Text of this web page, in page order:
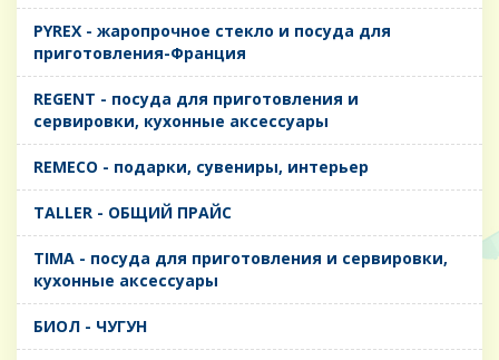
PYREX - жаропрочное стекло и посуда для
приготовления-Франция
REGENT - посуда для приготовления и
сервировки, кухонные аксессуары
REMECO - подарки, сувениры, интерьер
TALLER - ОБЩИЙ ПРАЙС
TIMA - посуда для приготовления и сервировки,
кухонные аксессуары
БИОЛ - ЧУГУН